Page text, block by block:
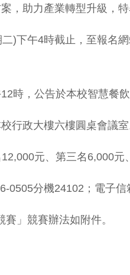
，助力產業轉型升級，特
)下午4時截止，至報名
時，公告於本校智慧餐
行政大樓六樓圓桌會議室
元、第三名6,000
分機24102；電子信
」競賽辦法如附件。